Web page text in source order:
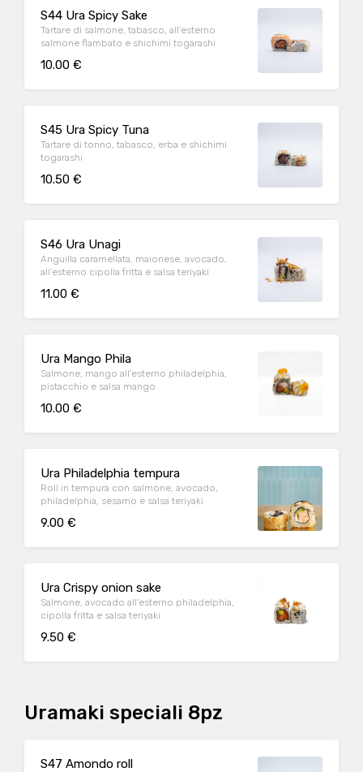
S44 Ura Spicy Sake
Tartare di salmone, tabasco, all’esterno
salmone flambato e shichimi togarashi
10.00 €
S45 Ura Spicy Tuna
Tartare di tonno, tabasco, erba e shichimi
togarashi
10.50 €
S46 Ura Unagi
Anguilla caramellata, maionese, avocado,
all’esterno cipolla fritta e salsa teriyaki
11.00 €
Ura Mango Phila
Salmone, mango all’esterno philadelphia,
pistacchio e salsa mango
10.00 €
Ura Philadelphia tempura
Roll in tempura con salmone, avocado,
philadelphia, sesamo e salsa teriyaki
9.00 €
Ura Crispy onion sake
Salmone, avocado all’esterno philadelphia,
cipolla fritta e salsa teriyaki
9.50 €
Uramaki speciali 8pz
S47 Amondo roll